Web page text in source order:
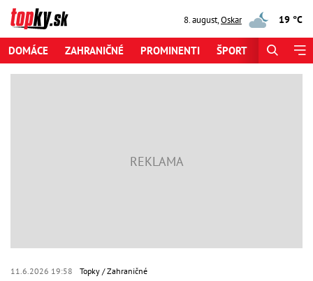
8. august,Oskar 19 °C
DOMÁCE ZAHRANIČNÉ PROMINENTI ŠPORT
11.6.2026 19:58 Topky Zahraničné